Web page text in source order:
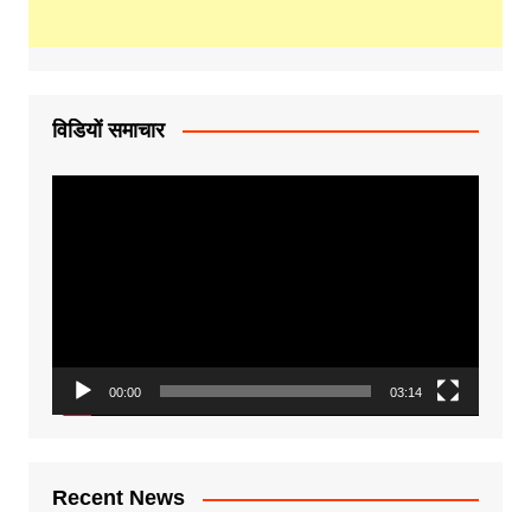
विडियों समाचार
00:00 03:14
Recent News